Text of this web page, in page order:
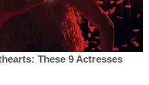
These 9 Actresses